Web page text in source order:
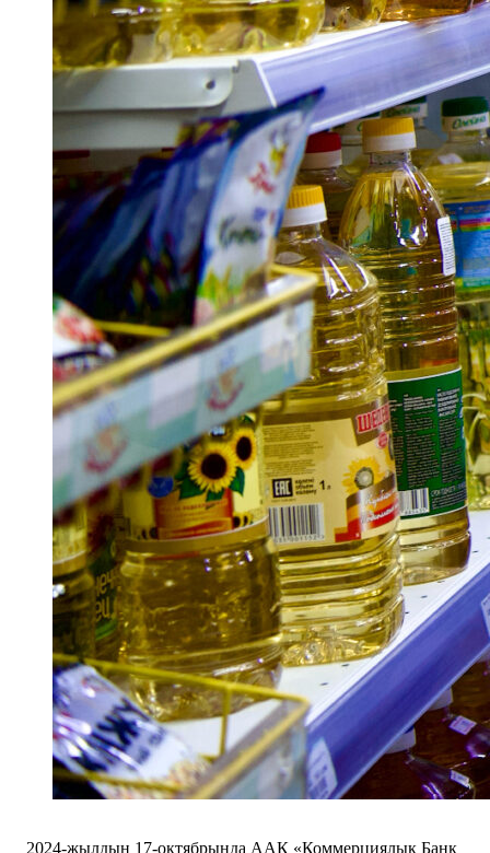
2024-жылдын 17-октябрында ААК «Коммерциялык Банк